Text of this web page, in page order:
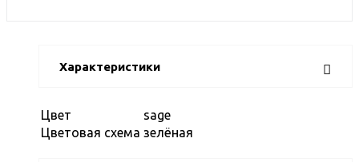
Характеристики
Цвет
sage
Цветовая схема зелёная